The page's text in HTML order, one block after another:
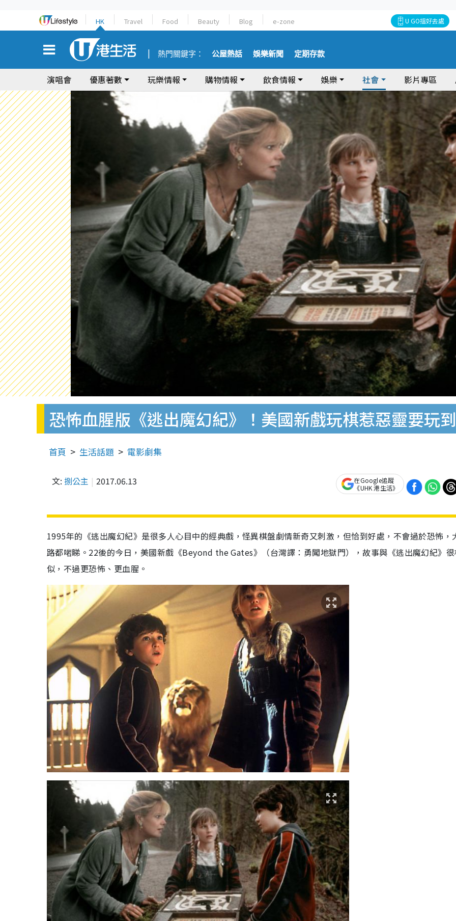
HK Travel Food Beauty Blog e-zone U GO搵好去處
熱門關鍵字： 公屋熱話 娛樂新聞 定期存款
演唱會 優惠著數 玩樂情報 購物情報 飲食情報 娛樂 社會 影片專區
恐怖血腥版《逃出魔幻紀》！美國新戲玩棋惹惡靈要玩
首頁 生活話題 電影劇集
文: 捌公主 2017.06.13
在Google追蹤
《UHK 港生活》
1995年的《逃出魔幻紀》是很多人心目中的經典戲，怪異棋盤劇情新奇又刺激，但恰到好處，不會過於恐怖，
路都啱睇。 22後的今日，美國新戲《Beyond the Gates》（台灣譯：勇闖地獄門），故事與《逃出魔幻紀》
似，不過更恐怖、更血腥。